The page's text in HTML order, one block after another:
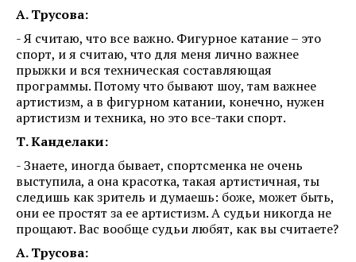
А. Трусова:
- Я считаю, что все важно. Фигурное катание – это
спорт, и я считаю, что для меня лично важнее
прыжки и вся техническая составляющая
программы. Потому что бывают шоу, там важнее
артистизм, а в фигурном катании, конечно, нужен
артистизм и техника, но это все-таки спорт.
Т. Канделаки:
- Знаете, иногда бывает, спортсменка не очень
выступила, а она красотка, такая артистичная, ты
следишь как зритель и думаешь: боже, может быть,
они ее простят за ее артистизм. А судьи никогда не
прощают. Вас вообще судьи любят, как вы считаете?
А. Трусова: